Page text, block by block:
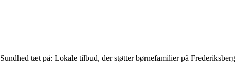
Sundhed tæt på: Lokale tilbud, der støtter børnefamilier på Frederiksberg